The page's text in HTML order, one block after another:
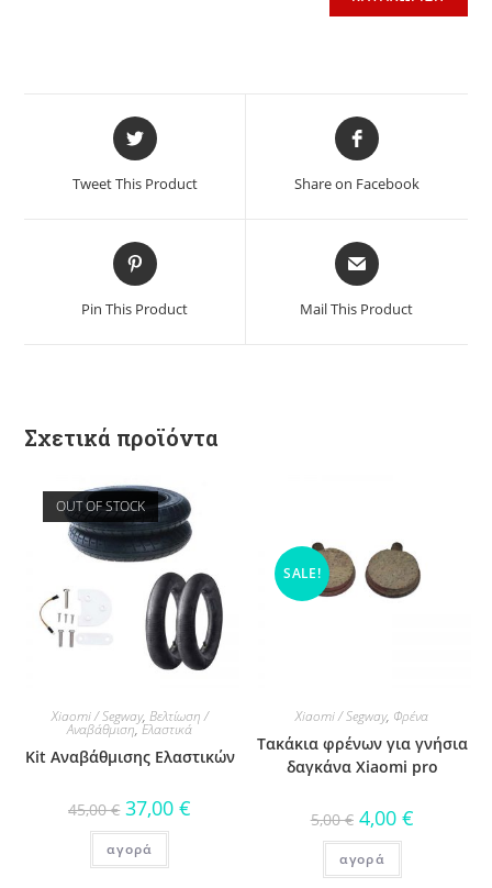
Tweet This Product Share on Facebook
Pin This Product Mail This Product
Σχετικά προϊόντα
OUT OF STOCK
Xiaomi / Segway, Βελτίωση /
Αναβάθμιση,Ελαστικά
Kit Αναβάθμισης Ελαστικών
45,00€ 37,00€
αγορά
SALE!
Xiaomi / Segway, Φρένα
Τακάκια φρένων για γνήσια
δαγκάνα Xiaomi pro
5,00€ 4,00 €
αγορά